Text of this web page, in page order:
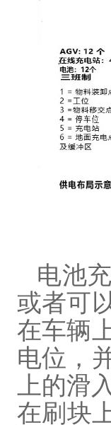
电池
或者可
在车辆
电位，
上的滑
在刷块